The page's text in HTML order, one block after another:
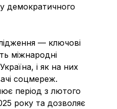
демократичного
— ключові
міжнародні
і як на них
соцмереж.
період з лютого
року та дозволяє